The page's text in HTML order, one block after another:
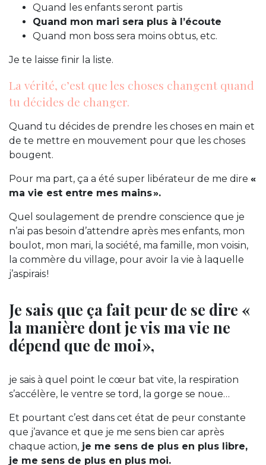
Quand les enfants seront partis
Quand mon mari sera plus à l’écoute
Quand mon boss sera moins obtus, etc.
Je te laisse finir la liste.
La vérité, c’est que les choses changent quand
tu décides de changer.
Quand tu décides de prendre les choses en main et
de te mettre en mouvement pour que les choses
bougent.
Pour ma part, ça a été super libérateur de me dire «
ma vie est entre mes mains ».
Quel soulagement de prendre conscience que je
n’ai pas besoin d’attendre après mes enfants, mon
boulot, mon mari, la société, ma famille, mon voisin,
la commère du village, pour avoir la vie à laquelle
j’aspirais !
Je sais que ça fait peur de se dire «
la manière dont je vis ma vie ne
dépend que de moi »,
je sais à quel point le cœur bat vite, la respiration
s’accélère, le ventre se tord, la gorge se noue…
Et pourtant c’est dans cet état de peur constante
que j’avance et que je me sens bien car après
chaque action, je me sens de plus en plus libre,
je me sens de plus en plus moi.